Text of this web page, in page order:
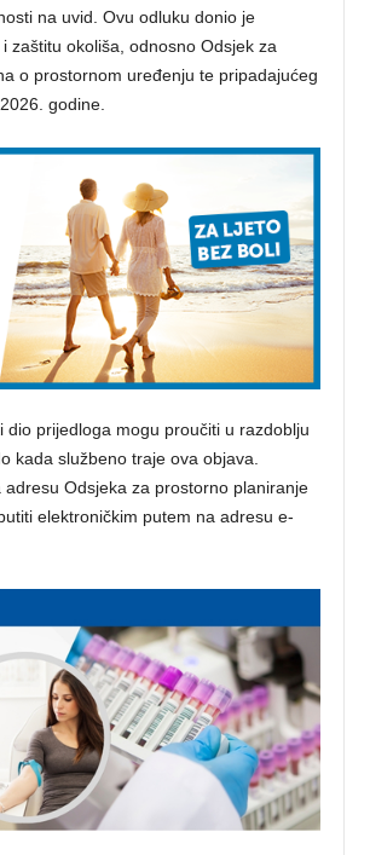
na uvid. Ovu odluku donio je
zaštitu okoliša, odnosno Odsjek za
o prostornom uređenju te pripadajućeg
godine.
prijedloga mogu proučiti u razdoblju
kada službeno traje ova objava.
Odsjeka za prostorno planiranje
elektroničkim putem na adresu e-